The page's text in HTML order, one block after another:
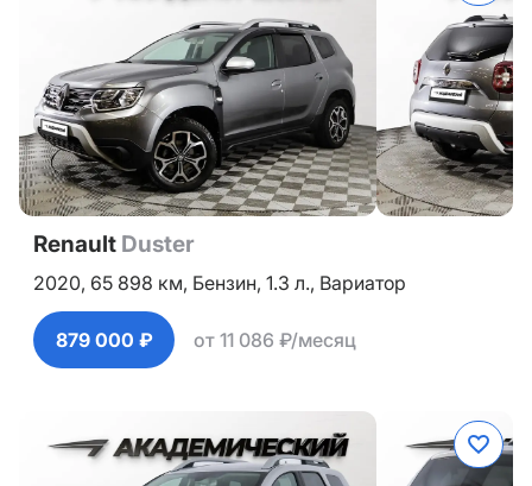
Renault Duster
2020, 65 898 км, Бензин, 1.3 л., Вариатор
879 000 ₽ от 11 086 ₽/месяц